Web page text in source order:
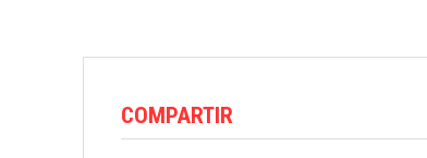
COMPARTIR